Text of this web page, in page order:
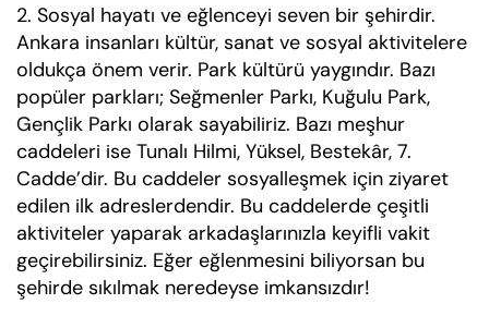
2. Sosyal hayatı ve eğlenceyi seven bir şehirdir.
Ankara insanları kültür, sanat ve sosyal aktivitelere
oldukça önem verir. Park kültürü yaygındır. Bazı
popüler parkları; Seğmenler Parkı, Kuğulu Park,
Gençlik Parkı olarak sayabiliriz. Bazı meşhur
caddeleri ise Tunalı Hilmi, Yüksel, Bestekâr, 7.
Cadde’dir. Bu caddeler sosyalleşmek için ziyaret
edilen ilk adreslerdendir. Bu caddelerde çeşitli
aktiviteler yaparak arkadaşlarınızla keyifli vakit
geçirebilirsiniz. Eğer eğlenmesini biliyorsan bu
şehirde sıkılmak neredeyse imkansızdır!